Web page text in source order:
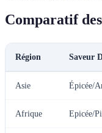
Comparatif
Région Saveur
Asie Épicée/
Afrique Epicée/